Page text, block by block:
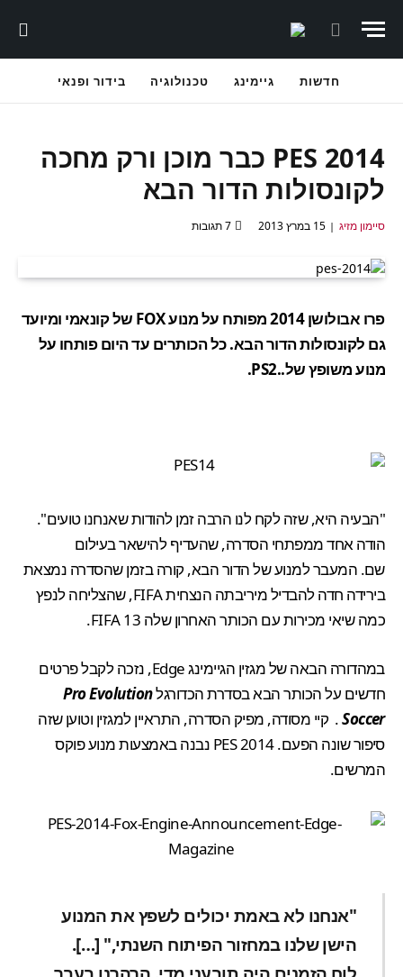
חדשות גיימינג טכנולוגיה בידור ופנאי
PES 2014 כבר מוכן ורק מחכה
לקונסולות הדור הבא
סיימון מזיג 15 במרץ 2013 7 תגובות
פרו אבולושן 2014 מפותח על מנוע FOX של קונאמי ומיועד
גם לקונסולות הדור הבא. כל הכותרים עד היום פותחו על
מנוע משופץ של..PS2.
"הבעיה היא, שזה לקח לנו הרבה זמן להודות שאנחנו טועים".
הודה אחד ממפתחי הסדרה, שהעדיף להישאר בעילום
שם. המעבר למנוע של הדור הבא, קורה בזמן שהסדרה נמצאת
בירידה חדה להבדיל מיריבתה הנצחיתFIFA, שהצליחה לנפץ
כמהשיאי מכירותעם הכותר האחרון שלה FIFA 13
.
במהדורה הבאה של מגזין הגיימינג Edge, נזכה לקבל פרטים
חדשים על הכותר הבא בסדרת הכדורגלPro Evolution
Soccer. קיי מסודה, מפיק הסדרה, התראיין למגזין וטוען שזה
סיפור שונה הפעם. PES 2014 נבנה באמצעות מנוע פוקס
המרשים.
"אנחנו לא באמת יכולים לשפץ את המנוע
הישן שלנו במחזור הפיתוח השנתי," […].